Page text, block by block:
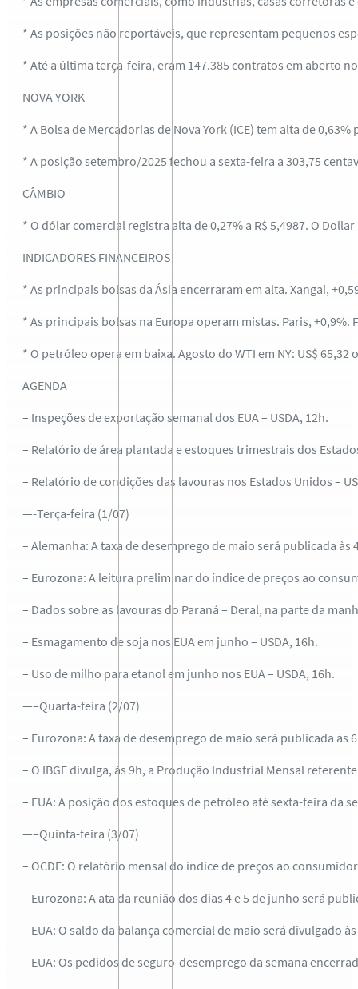
* As posições não reportáveis, que representam pequenos
* Até a última terça-feira, eram 147.385 contratos em aberto
NOVA YORK
* A Bolsa de Mercadorias de Nova York (ICE) tem alta de
* A posição setembro/2025 fechou a sexta-feira a 303,75
CÂMBIO
* O dólar comercial registra alta de 0,27% a R$ 5,4987. O
INDICADORES FINANCEIROS
* As principais bolsas da Ásia encerraram em alta. Xangai,
* As principais bolsas na Europa operam mistas. Paris,
* O petróleo opera em baixa. Agosto do WTI em NY: US$ 65,32
AGENDA
– Inspeções de exportação semanal dos EUA – USDA, 12h.
– Relatório de área plantada e estoques trimestrais dos
– Relatório de condições das lavouras nos Estados Unidos –
—-Terça-feira (1/07)
– Alemanha: A taxa de desemprego de maio será publicada às
– Eurozona: A leitura preliminar do índice de preços ao
– Dados sobre as lavouras do Paraná – Deral, na parte da
– Esmagamento de soja nos EUA em junho – USDA, 16h.
– Uso de milho para etanol em junho nos EUA – USDA, 16h.
—–Quarta-feira (2/07)
– Eurozona: A taxa de desemprego de maio será publicada às
– O IBGE divulga, às 9h, a Produção Industrial Mensal
– EUA: A posição dos estoques de petróleo até sexta-feira da
—–Quinta-feira (3/07)
– OCDE: O relatório mensal do índice de preços ao
– Eurozona: A ata da reunião dos dias 4 e 5 de junho será
– EUA: O saldo da balança comercial de maio será divulgado
– EUA: Os pedidos de seguro-desemprego da semana